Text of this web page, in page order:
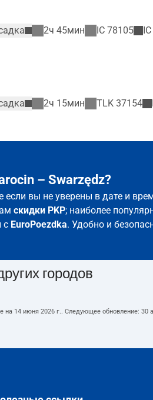
2ч 45мин IC 78105 IC
2ч 15мин TLK 37154
– Swarzędz?
если вы не уверены в дате и
скидки PKP; наиболее
с EuroPoezdka. Удобно и
городов
на 14 июня 2026 г.. Следующее обновление: 30